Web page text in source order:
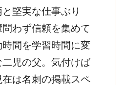
堅実な仕事ぶり
わず信頼を集めて
間を学習時間に変
二児の父。気付けば
は名刺の掲載スペ